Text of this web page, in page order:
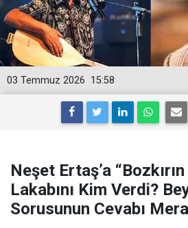
15:58
03 Temmuz 2026
Neşet Ertaş’a
Lakabını Kim Verdi?
Sorusunun Cevabı